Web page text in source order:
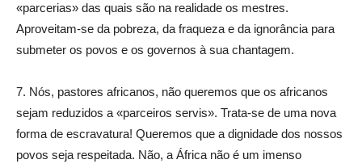
«parcerias» das quais são na realidade os mestres.
Aproveitam-se da pobreza, da fraqueza e da ignorância para
submeter os povos e os governos à sua chantagem.
7. Nós, pastores africanos, não queremos que os africanos
sejam reduzidos a «parceiros servis». Trata-se de uma nova
forma de escravatura! Queremos que a dignidade dos nossos
povos seja respeitada. Não, a África não é um imenso